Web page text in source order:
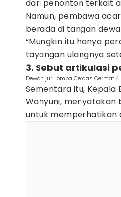
dari penonton terkait
Namun, pembawa
berada di tangan
“Mungkin itu hanya
tayangan ulangnya
3. Sebut artikulasi
Dewan juri lomba Cerdas Cermat
Sementara itu, Kepala
Wahyuni, menyatakan
untuk memperhatikan